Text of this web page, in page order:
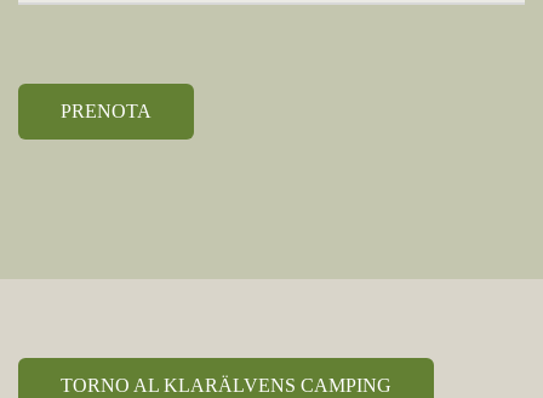
PRENOTA
TORNO AL KLARÄLVENS CAMPING